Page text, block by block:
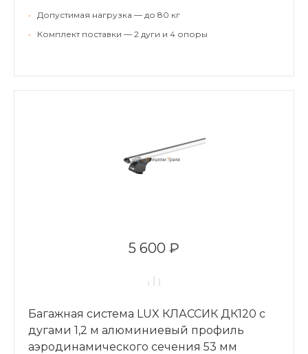
•
Допустимая нагрузка — до 80 кг
•
Комплект поставки — 2 дуги и 4 опоры
5 600 ₽
Багажная система LUX КЛАССИК ДК120 с
дугами 1,2 м алюминиевый профиль
аэродинамического сечения 53 мм